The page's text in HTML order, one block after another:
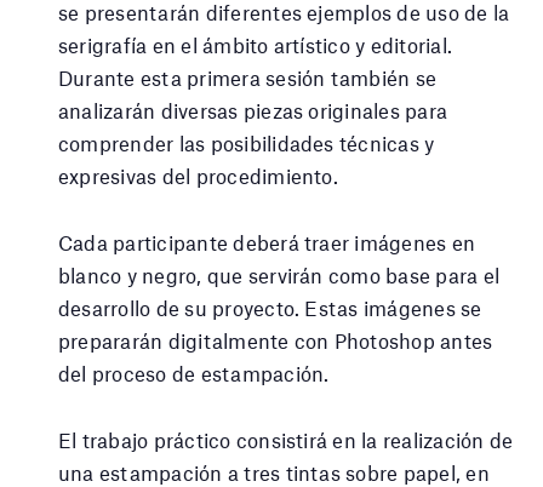
se presentarán diferentes ejemplos de uso de la
serigrafía en el ámbito artístico y editorial.
Durante esta primera sesión también se
analizarán diversas piezas originales para
comprender las posibilidades técnicas y
expresivas del procedimiento.
Cada participante deberá traer imágenes en
blanco y negro, que servirán como base para el
desarrollo de su proyecto. Estas imágenes se
prepararán digitalmente con Photoshop antes
del proceso de estampación.
El trabajo práctico consistirá en la realización de
una estampación a tres tintas sobre papel, en